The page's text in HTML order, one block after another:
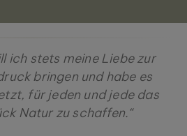
ich stets meine Liebe zur
bringen und habe es
für jeden und jede das
Natur zu schaffen.“